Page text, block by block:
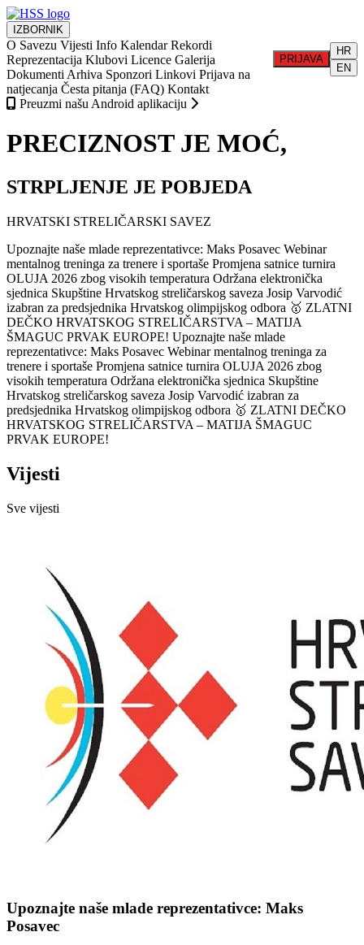
IZBORNIK
O Savezu Vijesti Info Kalendar Rekordi
Reprezentacija Klubovi Licence Galerija
Dokumenti Arhiva Sponzori Linkovi Prijava na
natjecanja Česta pitanja (FAQ) Kontakt
PRIJAVA
HR
EN
Preuzmi našu Android aplikaciju
PRECIZNOST JE MOĆ,
STRPLJENJE JE POBJEDA
HRVATSKI STRELIČARSKI SAVEZ
Upoznajte naše mlade reprezentativce: Maks Posavec Webinar
mentalnog treninga za trenere i sportaše Promjena satnice turnira
OLUJA 2026 zbog visokih temperatura Održana elektronička
sjednica Skupštine Hrvatskog streličarskog saveza Josip Varvodić
izabran za predsjednika Hrvatskog olimpijskog odbora 🥇 ZLATNI
DEČKO HRVATSKOG STRELIČARSTVA – MATIJA
ŠMAGUC PRVAK EUROPE! Upoznajte naše mlade
reprezentativce: Maks Posavec Webinar mentalnog treninga za
trenere i sportaše Promjena satnice turnira OLUJA 2026 zbog
visokih temperatura Održana elektronička sjednica Skupštine
Hrvatskog streličarskog saveza Josip Varvodić izabran za
predsjednika Hrvatskog olimpijskog odbora 🥇 ZLATNI DEČKO
HRVATSKOG STRELIČARSTVA – MATIJA ŠMAGUC
PRVAK EUROPE!
Vijesti
Sve vijesti
Upoznajte naše mlade reprezentativce: Maks
Posavec